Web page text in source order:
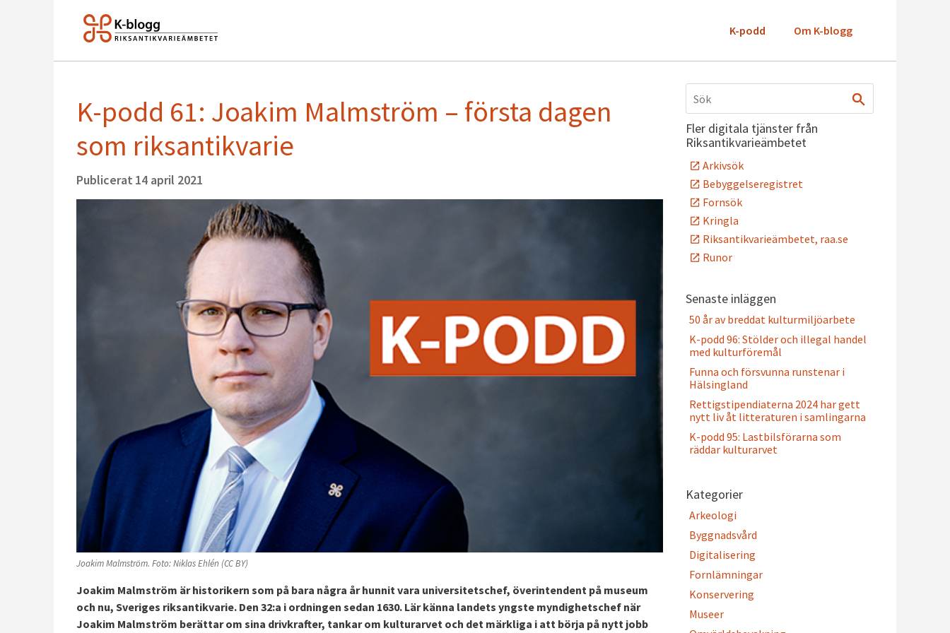
K-podd Om K-blogg
K-podd 61: Joakim Malmström – första dagen
som riksantikvarie
Publicerat 14 april 2021
Joakim Malmström. Foto: Niklas Ehlén (CC BY)
Joakim Malmström är historikern som på bara några år hunnit vara universitetschef, överintendent på museum
och nu, Sveriges riksantikvarie. Den 32:a i ordningen sedan 1630. Lär känna landets yngste myndighetschef när
Joakim Malmström berättar om sina drivkrafter, tankar om kulturarvet och det märkliga i att börja på nytt jobb
Fler digitala tjänster från
Riksantikvarieämbetet
Arkivsök
Bebyggelseregistret
Fornsök
Kringla
Riksantikvarieämbetet, raa.se
Runor
Senaste inläggen
50 år av breddat kulturmiljöarbete
K-podd 96: Stölder och illegal handel
med kulturföremål
Funna och försvunna runstenar i
Hälsingland
Rettigstipendiaterna 2024 har gett
nytt liv åt litteraturen i samlingarna
K-podd 95: Lastbilsförarna som
räddar kulturarvet
Kategorier
Arkeologi
Byggnadsvård
Digitalisering
Fornlämningar
Konservering
Museer